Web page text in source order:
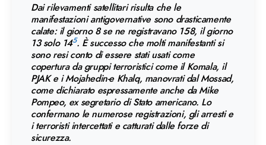
Dai rilevamenti satellitari risulta che le
manifestazioni antigovernative sono drasticamente
calate: il giorno 8 se ne registravano 158, il giorno
13 solo 145. È successo che molti manifestanti si
sono resi conto di essere stati usati come
copertura da gruppi terroristici come il Komala, il
PJAK e i Mojahedin-e Khalq, manovrati dal Mossad,
come dichiarato espressamente anche da Mike
Pompeo, ex segretario di Stato americano. Lo
confermano le numerose registrazioni, gli arresti e
i terroristi intercettati e catturati dalle forze di
sicurezza.